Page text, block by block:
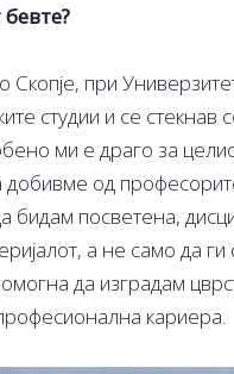
при
студии и се стекнав
ми е драго за
добивме од
бидам посветена,
а не само да ги
да изградам
кариера.